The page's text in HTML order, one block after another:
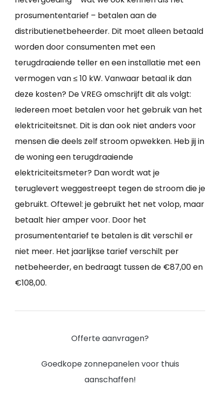
prosumententarief – betalen aan de
distributienetbeheerder. Dit moet alleen betaald
worden door consumenten met een
terugdraaiende teller en een installatie met een
vermogen van ≤ 10 kW. Vanwaar betaal ik dan
deze kosten? De VREG omschrijft dit als volgt:
Iedereen moet betalen voor het gebruik van het
elektriciteitsnet. Dit is dan ook niet anders voor
mensen die deels zelf stroom opwekken. Heb jij in
de woning een terugdraaiende
elektriciteitsmeter? Dan wordt wat je
teruglevert weggestreept tegen de stroom die je
gebruikt. Oftewel: je gebruikt het net volop, maar
betaalt hier amper voor. Door het
prosumententarief te betalen is dit verschil er
niet meer. Het jaarlijkse tarief verschilt per
netbeheerder, en bedraagt tussen de €87,00 en
€108,00.
Offerte aanvragen?
Goedkope zonnepanelen voor thuis
aanschaffen!